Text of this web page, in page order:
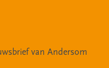
van Andersom